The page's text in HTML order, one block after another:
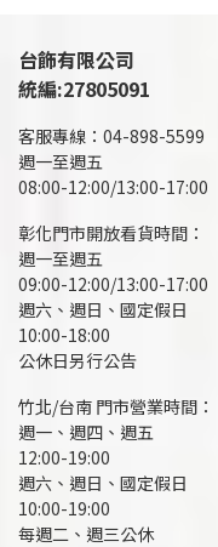
台飾有限公司
統編:27805091
客服專線：04-898-5599
週一至週五
08:00-12:00/13:00-17:00
彰化門市開放看貨時間：
週一至週五
09:00-12:00/13:00-17:00
週六、週日、國定假日
10:00-18:00
公休日另行公告
竹北/台南 門市營業時間：
週一、週四、週五
12:00-19:00
週六、週日、國定假日
10:00-19:00
每週二、週三公休